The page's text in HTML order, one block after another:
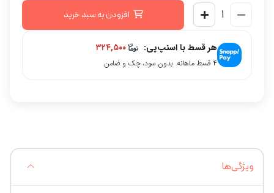
افزودن به سبد خرید
هر قسط با اسنپ‌پی:
۴ قسط ماهانه. بدون سود، چک و ضامن.
ویژگی‌ها